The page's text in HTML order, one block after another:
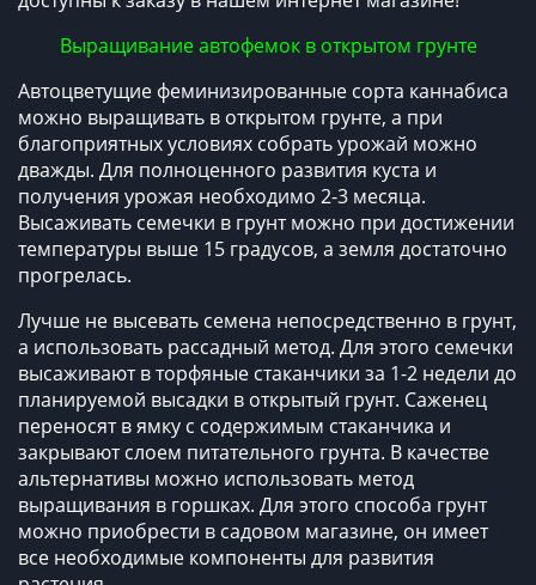
Выращивание автофемок в открытом грунте
Автоцветущие феминизированные сорта каннабиса
можно выращивать в открытом грунте, а при
благоприятных условиях собрать урожай можно
дважды. Для полноценного развития куста и
получения урожая необходимо 2-3 месяца.
Высаживать семечки в грунт можно при достижении
температуры выше 15 градусов, а земля достаточно
прогрелась.
Лучше не высевать семена непосредственно в грунт,
а использовать рассадный метод. Для этого семечки
высаживают в торфяные стаканчики за 1-2 недели до
планируемой высадки в открытый грунт. Саженец
переносят в ямку с содержимым стаканчика и
закрывают слоем питательного грунта. В качестве
альтернативы можно использовать метод
выращивания в горшках. Для этого способа грунт
можно приобрести в садовом магазине, он имеет
все необходимые компоненты для развития